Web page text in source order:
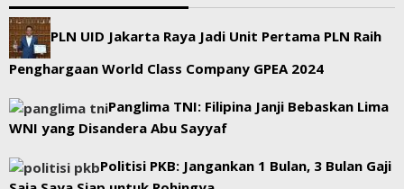
PLN UID Jakarta Raya Jadi Unit Pertama PLN Raih
Penghargaan World Class Company GPEA 2024
Panglima TNI: Filipina Janji Bebaskan Lima
WNI yang Disandera Abu Sayyaf
Politisi PKB: Jangankan 1 Bulan, 3 Bulan Gaji